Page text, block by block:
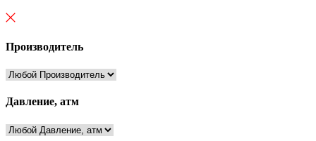
Производитель
Давление, атм